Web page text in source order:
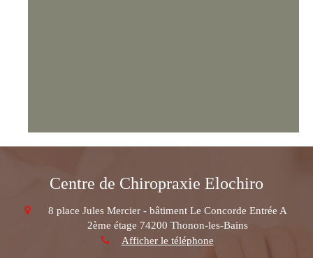
Centre de Chiropraxie Elochiro
8 place Jules Mercier - bâtiment Le Concorde Entrée A
2ème étage 74200 Thonon-les-Bains
Afficher le téléphone